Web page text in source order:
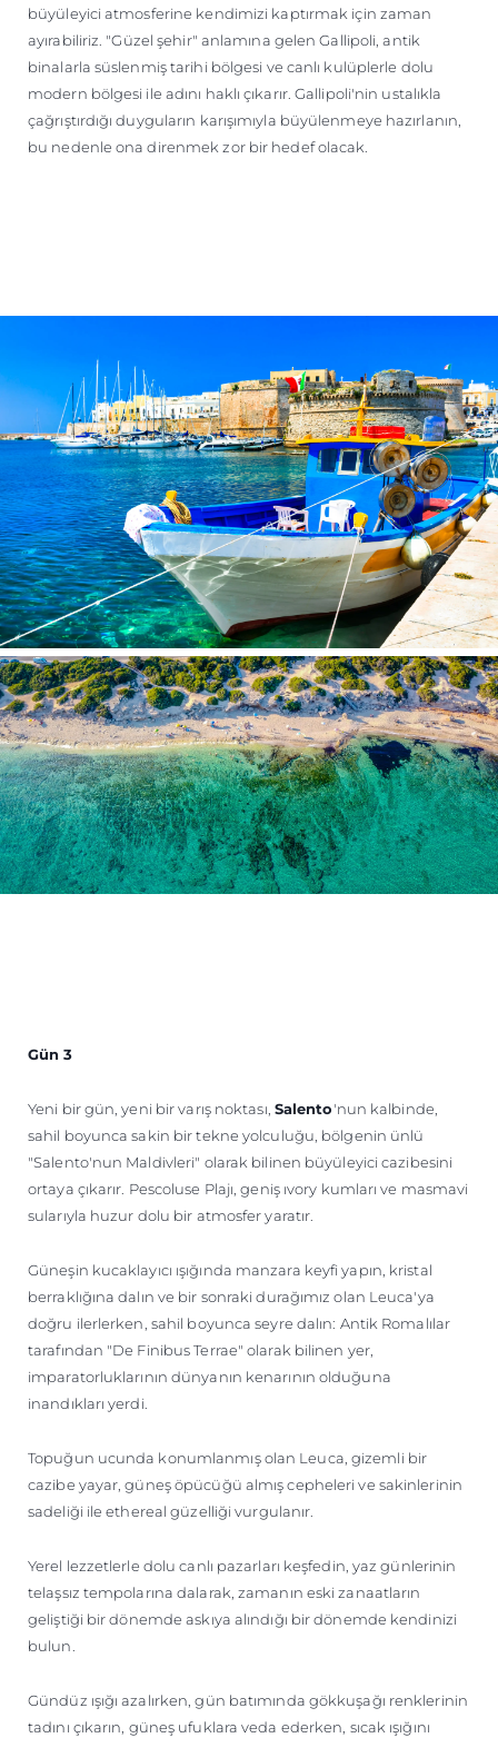
büyüleyici atmosferine kendimizi kaptırmak için zaman
ayırabiliriz. "Güzel şehir" anlamına gelen Gallipoli, antik
binalarla süslenmiş tarihi bölgesi ve canlı kulüplerle dolu
modern bölgesi ile adını haklı çıkarır. Gallipoli'nin ustalıkla
çağrıştırdığı duyguların karışımıyla büyülenmeye hazırlanın,
bu nedenle ona direnmek zor bir hedef olacak.
Gün 3
Yeni bir gün, yeni bir varış noktası, Salento'nun kalbinde,
sahil boyunca sakin bir tekne yolculuğu, bölgenin ünlü
"Salento'nun Maldivleri" olarak bilinen büyüleyici cazibesini
ortaya çıkarır. Pescoluse Plajı, geniş ıvory kumları ve masmavi
sularıyla huzur dolu bir atmosfer yaratır.
Güneşin kucaklayıcı ışığında manzara keyfi yapın, kristal
berraklığına dalın ve bir sonraki durağımız olan Leuca'ya
doğru ilerlerken, sahil boyunca seyre dalın: Antik Romalılar
tarafından "De Finibus Terrae" olarak bilinen yer,
imparatorluklarının dünyanın kenarının olduğuna
inandıkları yerdi.
Topuğun ucunda konumlanmış olan Leuca, gizemli bir
cazibe yayar, güneş öpücüğü almış cepheleri ve sakinlerinin
sadeliği ile ethereal güzelliği vurgulanır.
Yerel lezzetlerle dolu canlı pazarları keşfedin, yaz günlerinin
telaşsız tempolarına dalarak, zamanın eski zanaatların
geliştiği bir dönemde askıya alındığı bir dönemde kendinizi
bulun.
Gündüz ışığı azalırken, gün batımında gökkuşağı renklerinin
tadını çıkarın, güneş ufuklara veda ederken, sıcak ışığını